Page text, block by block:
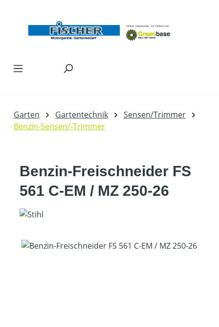
Garten Gartentechnik
Sensen/Trimmer
Benzin-Sensen/-Trimmer
Benzin-Freischneider FS
561 C-EM / MZ 250-26
Bildergalerie überspringen